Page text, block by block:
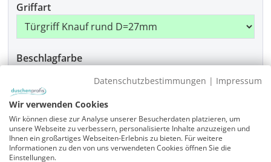
Griffart
Beschlagfarbe
Produkt Anzahl: Gib den gewünschten
In den Warenkorb
Artikelnummer
Datenschutzbestimmungen | Impressum
Wir verwenden Cookies
Wir können diese zur Analyse unserer Besucherdaten platzieren, um
unsere Webseite zu verbessern, personalisierte Inhalte anzuzeigen und
Ihnen ein großartiges Webseiten-Erlebnis zu bieten. Für weitere
Informationen zu den von uns verwendeten Cookies öffnen Sie die
Einstellungen.